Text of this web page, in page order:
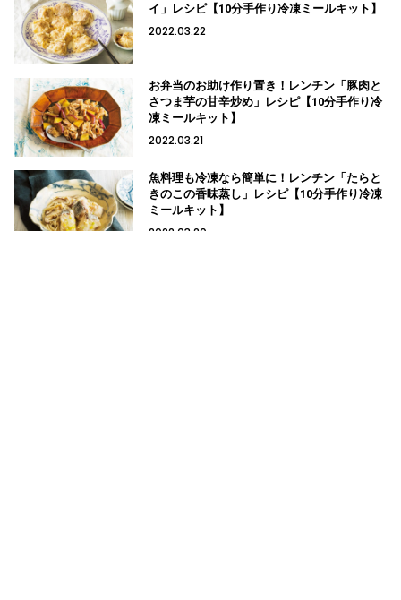
イ」レシピ【10分手作り冷凍ミールキット】
2022.03.22
お弁当のお助け作り置き！レンチン「豚肉と
さつま芋の甘辛炒め」レシピ【10分手作り冷
凍ミールキット】
2022.03.21
魚料理も冷凍なら簡単に！レンチン「たらと
きのこの香味蒸し」レシピ【10分手作り冷凍
ミールキット】
2022.03.20